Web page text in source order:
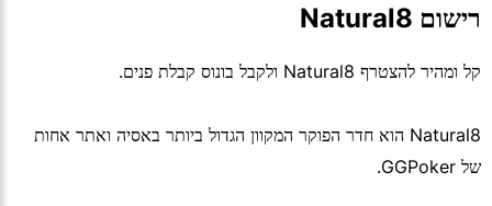
רישום Natural8
קל ומהיר להצטרף Natural8 ולקבל בונוס קבלת פנים.
Natural8 הוא חדר הפוקר המקוון הגדול ביותר באסיה ואתר אחות
של GGPoker.